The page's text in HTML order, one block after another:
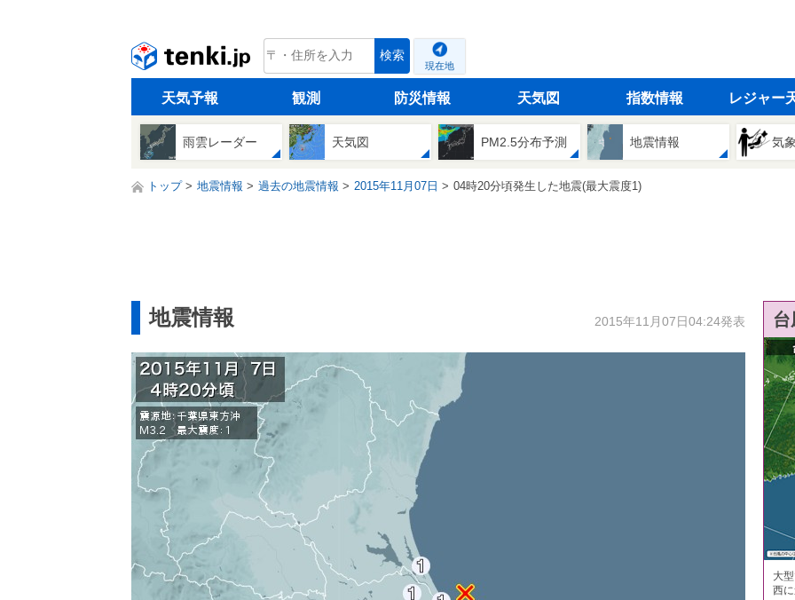
tenki.jp 検索
現在地
天気予報 観測 防災情報 天気図 指数情報 レジャー
雨雲レーダー 天気図 PM2.5分布予測 地震情報 気
トップ 地震情報 過去の地震情報 2015年11月07日 04時20分頃発生した地震(最大震度1)
地震情報 2015年11月07日04:24発表
大
西